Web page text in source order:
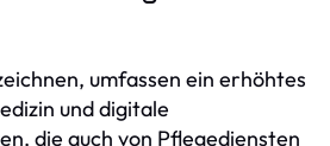
umfassen ein erhöhtes
und digitale
die auch von Pflegediensten